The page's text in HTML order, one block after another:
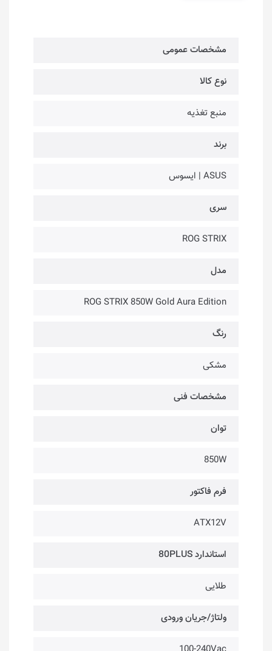
مشخصات عمومی
نوع کالا
منبع تغذیه
برند
ASUS | ایسوس
سری
ROG STRIX
مدل
ROG STRIX 850W Gold Aura Edition
رنگ
مشکی
مشخصات فنی
توان
850W
فرم فاکتور
ATX12V
استاندارد 80PLUS
طلایی
ولتاژ/جریان ورودی